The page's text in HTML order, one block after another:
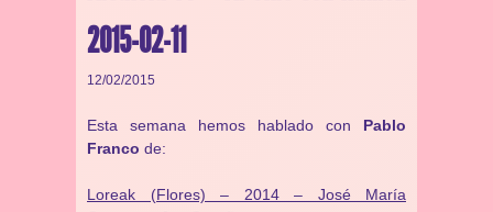
2015-02-11
12/02/2015
Esta semana hemos hablado con Pablo
Franco de:
Loreak (Flores) – 2014 – José María